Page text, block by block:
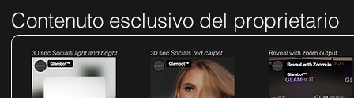
Contenuto esclusivo del proprietario